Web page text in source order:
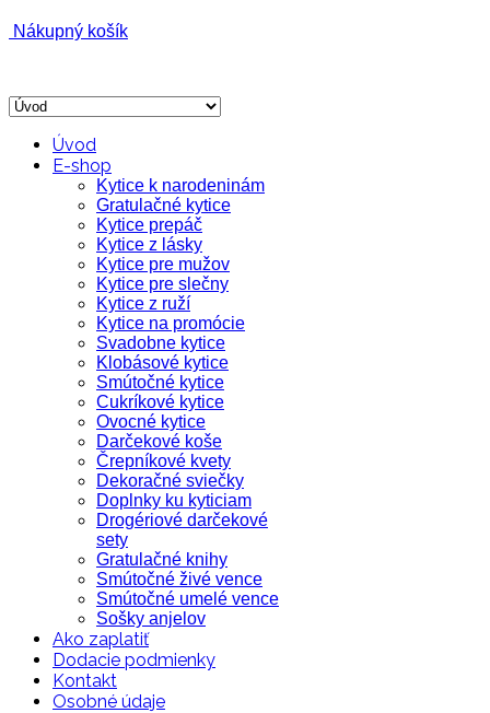
Nákupný košík
Úvod
E-shop
Kytice k narodeninám
Gratulačné kytice
Kytice prepáč
Kytice z lásky
Kytice pre mužov
Kytice pre slečny
Kytice z ruží
Kytice na promócie
Svadobne kytice
Klobásové kytice
Smútočné kytice
Cukríkové kytice
Ovocné kytice
Darčekové koše
Črepníkové kvety
Dekoračné sviečky
Doplnky ku kyticiam
Drogériové darčekové
sety
Gratulačné knihy
Smútočné živé vence
Smútočné umelé vence
Sošky anjelov
Ako zaplatiť
Dodacie podmienky
Kontakt
Osobné údaje